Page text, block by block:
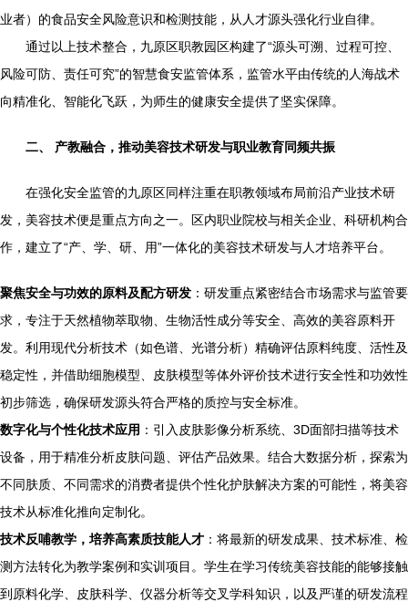
业者）的食品安全风险意识和检测技能，从人才源头强化行业自律。
通过以上技术整合，九原区职教园区构建了“源头可溯、过程可控、
风险可防、责任可究”的智慧食安监管体系，监管水平由传统的人海战术
向精准化、智能化飞跃，为师生的健康安全提供了坚实保障。
二、 产教融合，推动美容技术研发与职业教育同频共振
在强化安全监管的九原区同样注重在职教领域布局前沿产业技术研
发，美容技术便是重点方向之一。区内职业院校与相关企业、科研机构合
作，建立了“产、学、研、用”一体化的美容技术研发与人才培养平台。
聚焦安全与功效的原料及配方研发 ：研发重点紧密结合市场需求与监管要
求，专注于天然植物萃取物、生物活性成分等安全、高效的美容原料开
发。利用现代分析技术（如色谱、光谱分析）精确评估原料纯度、活性及
稳定性，并借助细胞模型、皮肤模型等体外评价技术进行安全性和功效性
初步筛选，确保研发源头符合严格的质控与安全标准。
数字化与个性化技术应用 ：引入皮肤影像分析系统、3D面部扫描等技术
设备，用于精准分析皮肤问题、评估产品效果。结合大数据分析，探索为
不同肤质、不同需求的消费者提供个性化护肤解决方案的可能性，将美容
技术从标准化推向定制化。
技术反哺教学，培养高素质技能人才 ：将最新的研发成果、技术标准、检
测方法转化为教学案例和实训项目。学生在学习传统美容技能的能够接触
到原料化学、皮肤科学、仪器分析等交叉学科知识，以及严谨的研发流程